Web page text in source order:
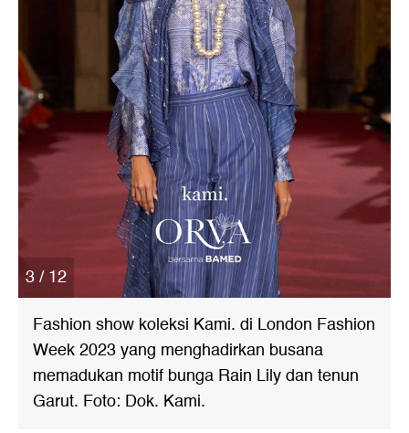
3 / 12
Fashion show koleksi Kami. di London Fashion
Week 2023 yang menghadirkan busana
memadukan motif bunga Rain Lily dan tenun
Garut. Foto: Dok. Kami.